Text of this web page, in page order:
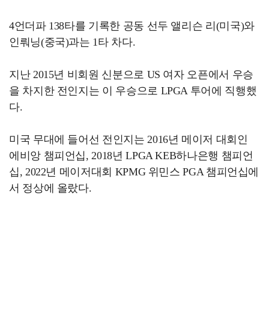
4언더파 138타를 기록한 공동 선두 앨리슨 리(미국)와
인뤄닝(중국)과는 1타 차다.
지난 2015년 비회원 신분으로 US 여자 오픈에서 우승
을 차지한 전인지는 이 우승으로 LPGA 투어에 직행했
다.
미국 무대에 들어선 전인지는 2016년 메이저 대회인
에비앙 챔피언십, 2018년 LPGA KEB하나은행 챔피언
십, 2022년 메이저대회 KPMG 위민스 PGA 챔피언십에
서 정상에 올랐다.